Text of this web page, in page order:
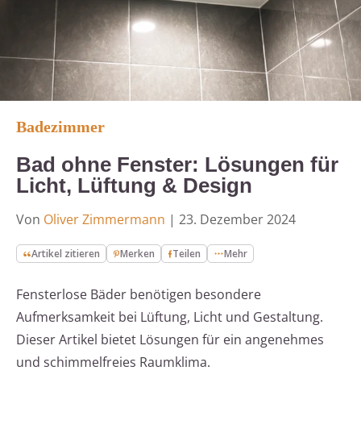
Badezimmer
Bad ohne Fenster: Lösungen für
Licht, Lüftung & Design
Von Oliver Zimmermann | 23. Dezember 2024
Artikel zitieren Merken Teilen Mehr
Fensterlose Bäder benötigen besondere
Aufmerksamkeit bei Lüftung, Licht und Gestaltung.
Dieser Artikel bietet Lösungen für ein angenehmes
und schimmelfreies Raumklima.